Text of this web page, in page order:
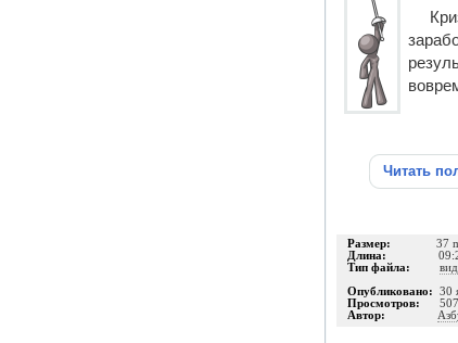
Читать
Размер: 37
Длина:
Тип файла:
Опубликовано: 30
Просмотров:
Автор: